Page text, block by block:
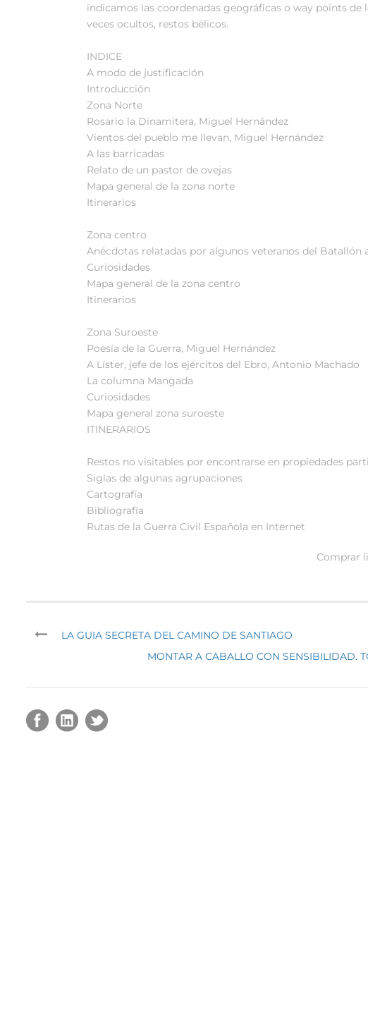
indicamos las coordenadas geográficas o way points
veces ocultos, restos bélicos.
INDICE
A modo de justificación
Introducción
Zona Norte
Rosario la Dinamitera, Miguel Hernández
Vientos del pueblo me llevan, Miguel Hernández
A las barricadas
Relato de un pastor de ovejas
Mapa general de la zona norte
Itinerarios
Zona centro
Anécdotas relatadas por algunos veteranos del Batallón
Curiosidades
Mapa general de la zona centro
Itinerarios
Zona Suroeste
Poesía de la Guerra, Miguel Hernández
A Líster, jefe de los ejércitos del Ebro, Antonio Machado
La columna Mangada
Curiosidades
Mapa general zona suroeste
ITINERARIOS
Restos no visitables por encontrarse en propiedades
Siglas de algunas agrupaciones
Cartografía
Bibliografía
Rutas de la Guerra Civil Española en Internet
Comprar
LA GUIA SECRETA DEL CAMINO DE SANTIAGO
MONTAR A CABALLO CON SENSIBILIDAD.